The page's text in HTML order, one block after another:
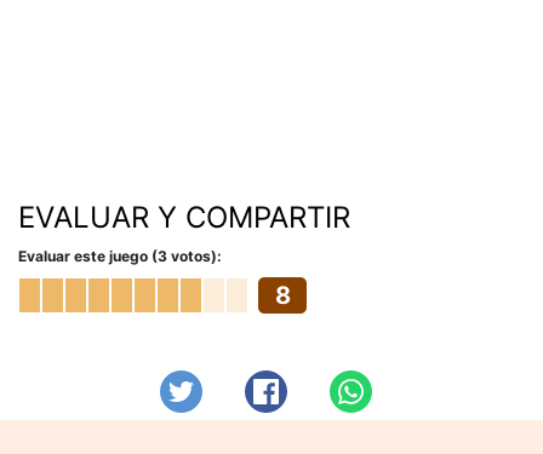
EVALUAR Y COMPARTIR
Evaluar este juego (3 votos):
8